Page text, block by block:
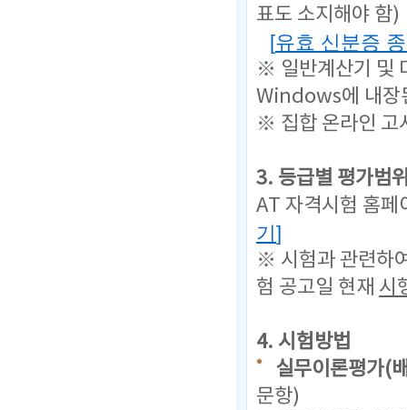
표도 소지해야 함)
[유효 신분증
※ 일반계산기 및
Windows에 내장
※ 집합 온라인 고
3. 등급별 평가범
AT 자격시험 홈페
기]
※ 시험과 관련하
험 공고일 현재 시
4. 시험방법
실무이론평가(
문항)